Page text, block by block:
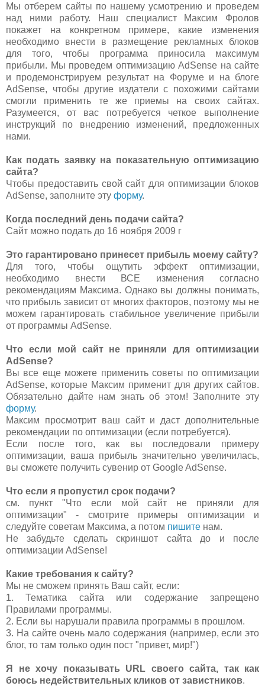
Мы отберем сайты по нашему усмотрению и проведем
над ними работу. Наш специалист Максим Фролов
покажет на конкретном примере, какие изменения
необходимо внести в размещение рекламных блоков
для того, чтобы программа приносила максимум
прибыли. Мы проведем оптимизацию AdSense на сайте
и продемонстрируем результат на Форуме и на блоге
AdSense, чтобы другие издатели с похожими сайтами
смогли применить те же приемы на своих сайтах.
Разумеется, от вас потребуется четкое выполнение
инструкций по внедрению изменений, предложенных
нами.
Как подать заявку на показательную оптимизацию
сайта?
Чтобы предоставить свой сайт для оптимизации блоков
AdSense, заполните эту форму.
Когда последний день подачи сайта?
Сайт можно подать до 16 ноября 2009 г
Это гарантировано принесет прибыль моему сайту?
Для того, чтобы ощутить эффект оптимизации,
необходимо внести ВСЕ изменения согласно
рекомендациям Максима. Однако вы должны понимать,
что прибыль зависит от многих факторов, поэтому мы не
можем гарантировать стабильное увеличение прибыли
от программы AdSense.
Что если мой сайт не приняли для оптимизации
AdSense?
Вы все еще можете применить советы по оптимизации
AdSense, которые Максим применит для других сайтов.
Обязательно дайте нам знать об этом! Заполните эту
форму.
Максим просмотрит ваш сайт и даст дополнительные
рекомендации по оптимизации (если потребуется).
Если после того, как вы последовали примеру
оптимизации, ваша прибыль значительно увеличилась,
вы сможете получить сувенир от Google AdSense.
Что если я пропустил срок подачи?
см. пункт "Что если мой сайт не приняли для
оптимизации" - смотрите примеры оптимизации и
следуйте советам Максима, а потом пишите нам.
Не забудьте сделать скриншот сайта до и после
оптимизации AdSense!
Какие требования к сайту?
Мы не сможем принять Ваш сайт, если:
1. Тематика сайта или содержание запрещено
Правилами программы.
2. Если вы нарушали правила программы в прошлом.
3. На сайте очень мало содержания (например, если это
блог, то там только один пост "привет, мир!")
Я не хочу показывать URL своего сайта, так как
боюсь недействительных кликов от завистников.